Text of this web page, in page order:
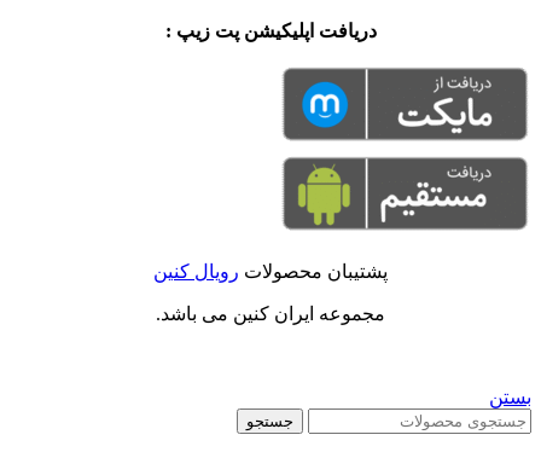
دریافت اپلیکیشن پت زیپ :
پشتیبان محصولات رویال کنین
مجموعه ایران کنین می باشد.
بستن
جستجو